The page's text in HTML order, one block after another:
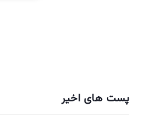
پست های اخیر